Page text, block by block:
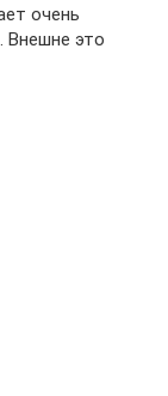
очень
Внешне это